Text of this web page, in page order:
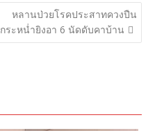
หลานป่วยโรคประสาทควงปืน
กระหน่ำยิงอา 6 นัดดับคาบ้าน